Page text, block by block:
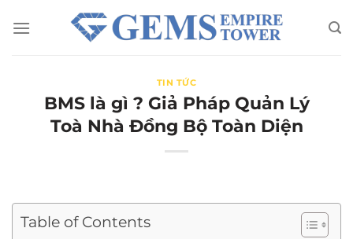
đến
TIN TỨC
BMS là gì ? Giả Pháp Quản Lý
Toà Nhà Đồng Bộ Toàn Diện
Table of Contents